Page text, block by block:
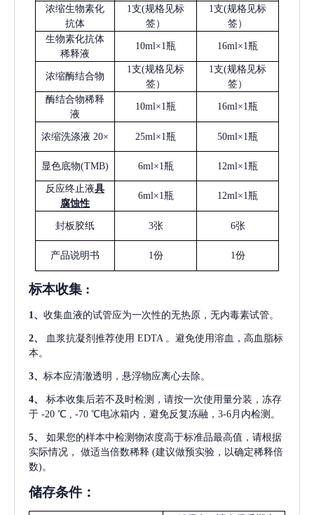
浓缩生物素化
抗体
1支(规格见标
签）
1支(规格见标
签）
生物素化抗体
稀释液
10ml×1瓶 16ml×1瓶
浓缩酶结合物
1支(规格见标
签）
1支(规格见标
签）
酶结合物稀释
液
10ml×1瓶 16ml×1瓶
浓缩洗涤液 20× 25ml×1瓶 50ml×1瓶
显色底物(TMB) 6ml×1瓶 12ml×1瓶
反应终止液具
腐蚀性
6ml×1瓶 12ml×1瓶
封板胶纸 3张 6张
产品说明书 1份 1份
标本收集 :
1、 收集血液的试管应为一次性的无热原，无内毒素试管。
2、 血浆抗凝剂推荐使用 EDTA 。避免使用溶血，高血脂标
本。
3、 标本应清澈透明，悬浮物应离心去除。
4、
标本收集后若不及时检测，请按一次使用量分装，冻存
于 -20 ℃ , -70 ℃电冰箱内，避免反复冻融，3-6月内检测。
5、
如果您的样本中检测物浓度高于标准品最高值，请根据
实际情况，
做适当倍数稀释 (建议做预实验，以确定稀释倍
数)。
储存条件：